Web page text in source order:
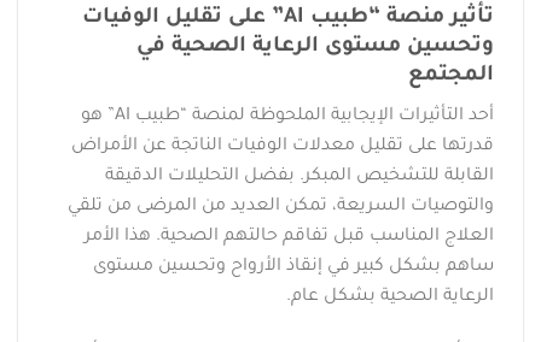
تأثير منصة “طبيب AI” على تقليل الوفيات
وتحسين مستوى الرعاية الصحية في
المجتمع
أحد التأثيرات الإيجابية الملحوظة لمنصة “طبيب AI” هو
قدرتها على تقليل معدلات الوفيات الناتجة عن الأمراض
القابلة للتشخيص المبكر. بفضل التحليلات الدقيقة
والتوصيات السريعة، تمكن العديد من المرضى من تلقي
العلاج المناسب قبل تفاقم حالتهم الصحية. هذا الأمر
ساهم بشكل كبير في إنقاذ الأرواح وتحسين مستوى
الرعاية الصحية بشكل عام.